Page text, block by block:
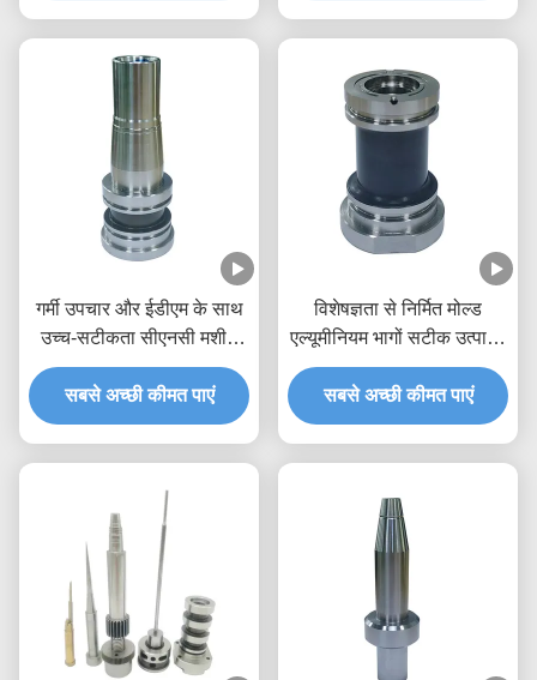
गर्मी उपचार और ईडीएम के साथ
उच्च-सटीकता सीएनसी मशीन
वाले इंजेक्शन मोल्ड कोर इंसर्ट,
अनुकूलित सामग्री के लिए
सबसे अच्छी कीमत पाएं
विशेषज्ञता से निर्मित मोल्ड
एल्यूमीनियम भागों सटीक उत्पादन
के लिए छोटे घुमावदार
सबसे अच्छी कीमत पाएं